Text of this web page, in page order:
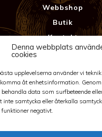
Denna webbplats
cookies
upplevelserna använder vi
komma åt enhetsinformation.
data som surfbeteende
samtycka eller återkalla
negativt.
Webbshop
Butik
Kontakt
Anläggning
Integritetspolicy